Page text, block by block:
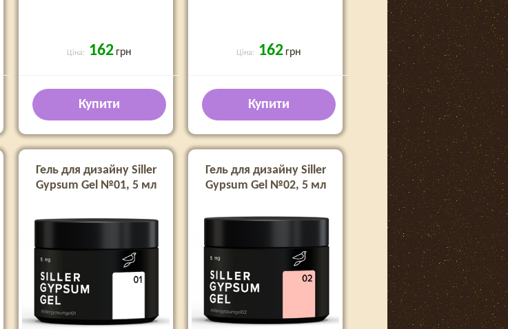
Ціна: 162 грн
Купити
Ціна: 162 грн
Купити
Гель для дизайну Siller
Gypsum Gel №01, 5 мл
Гель для дизайну Siller
Gypsum Gel №02, 5 мл